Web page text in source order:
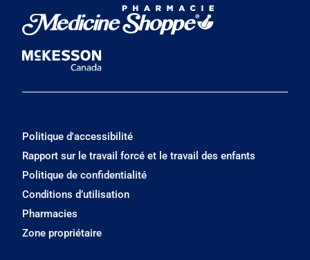
Politique d'accessibilité
Rapport sur le travail forcé et le travail des enfants
Politique de confidentialité
Conditions d’utilisation
Pharmacies
Zone propriétaire